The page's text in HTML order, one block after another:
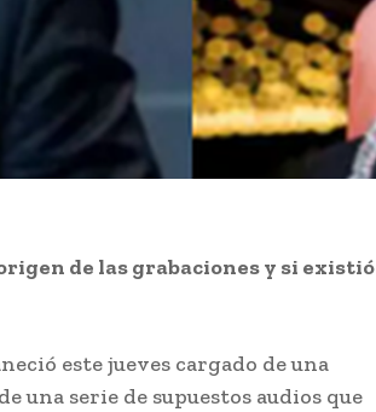
de las grabaciones y si existió
este jueves cargado de una
serie de supuestos audios que